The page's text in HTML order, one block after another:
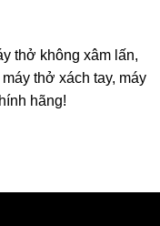
thở không xâm lấn,
thở xách tay, máy
hãng!